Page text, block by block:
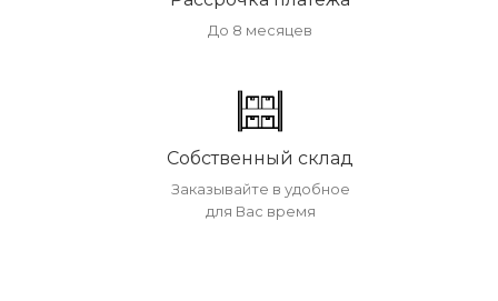
До 8 месяцев
Собственный склад
Заказывайте в удобное
для Вас время